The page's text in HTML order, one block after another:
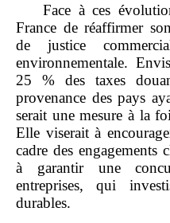
Face à ces
France de réaffirmer
de justice
environnementale.
25 % des taxes
provenance des pays
serait une mesure à la
Elle viserait à
cadre des engagements
à garantir une
entreprises, qui
durables.